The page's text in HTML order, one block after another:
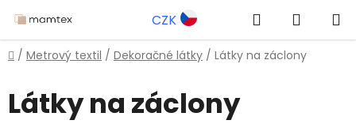
na
obsah
CZK Hľadať
KOŠÍK
Domov
/ Metrový textil / Dekoračné látky / Látky na záclony
Látky na záclony